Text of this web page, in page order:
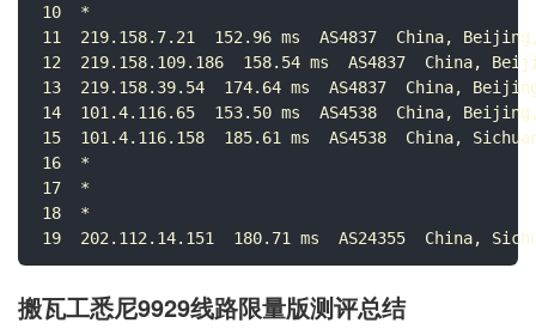
10  *
11  219.158.7.21  152.96 ms  AS4837  China, Beijing,
12  219.158.109.186  158.54 ms  AS4837  China,
13  219.158.39.54  174.64 ms  AS4837  China,
14  101.4.116.65  153.50 ms  AS4538  China, Beijing,
15  101.4.116.158  185.61 ms  AS4538  China, Sichuan,
16  *
17  *
18  *
19  202.112.14.151  180.71 ms  AS24355  China,
搬瓦工悉尼9929线路限量版测评总结